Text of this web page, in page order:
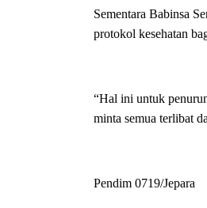
Sementara Babinsa
protokol kesehatan
“Hal ini untuk
minta semua terlibat
Pendim 0719/Jepara